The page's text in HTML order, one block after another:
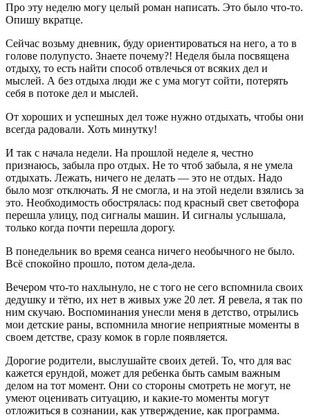
Про эту неделю могу целый роман написать. Это было что-то.
Опишу вкратце.
Сейчас возьму дневник, буду ориентироваться на него, а то в
голове полупусто. Знаете почему?! Неделя была посвящена
отдыху, то есть найти способ отвлечься от всяких дел и
мыслей. А без отдыха люди же с ума могут сойти, потерять
себя в потоке дел и мыслей.
От хороших и успешных дел тоже нужно отдыхать, чтобы они
всегда радовали. Хоть минутку!
И так с начала недели. На прошлой неделе я, честно
признаюсь, забыла про отдых. Не то чтоб забыла, я не умела
отдыхать. Лежать, ничего не делать — это не отдых. Надо
было мозг отключать. Я не смогла, и на этой недели взялись за
это. Необходимость обострялась: под красный свет светофора
перешла улицу, под сигналы машин. И сигналы услышала,
только когда почти перешла дорогу.
В понедельник во время сеанса ничего необычного не было.
Всё спокойно прошло, потом дела-дела.
Вечером что-то нахлынуло, не с того не сего вспомнила своих
дедушку и тётю, их нет в живых уже 20 лет. Я ревела, я так по
ним скучаю. Воспоминания унесли меня в детство, отрылись
мои детские раны, вспомнила многие неприятные моменты в
своем детстве, сразу комок в горле появляется.
Дорогие родители, выслушайте своих детей. То, что для вас
кажется ерундой, может для ребенка быть самым важным
делом на тот момент. Они со стороны смотреть не могут, не
умеют оценивать ситуацию, и какие-то моменты могут
отложиться в сознании, как утверждение, как программа.